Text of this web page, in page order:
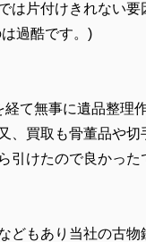
は片付けきれない要
過酷です。)
て無事に遺品整理
、買取も骨董品や切
引けたので良かった
どもあり当社の古物